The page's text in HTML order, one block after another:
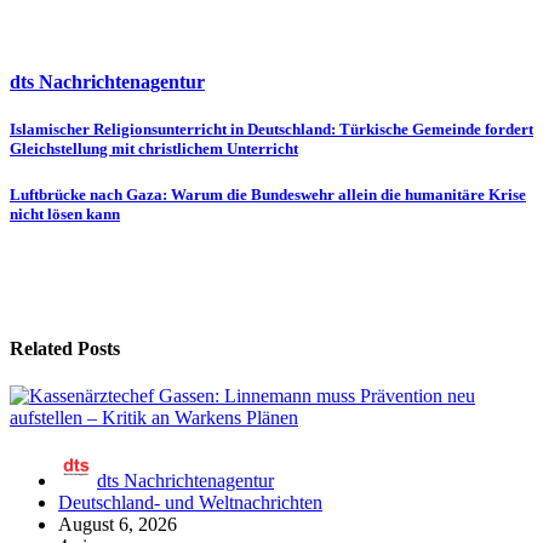
dts Nachrichtenagentur
Beitragsnavigation
Islamischer Religionsunterricht in Deutschland: Türkische Gemeinde fordert
Gleichstellung mit christlichem Unterricht
Luftbrücke nach Gaza: Warum die Bundeswehr allein die humanitäre Krise
nicht lösen kann
Related Posts
dts Nachrichtenagentur
Deutschland- und Weltnachrichten
August 6, 2026